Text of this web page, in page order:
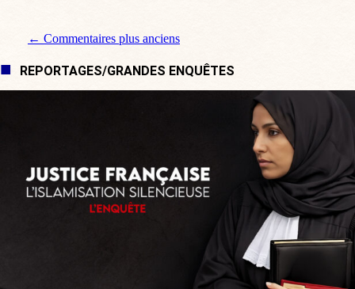
Navigation de commentaire
← Commentaires plus anciens
REPORTAGES/GRANDES ENQUÊTES